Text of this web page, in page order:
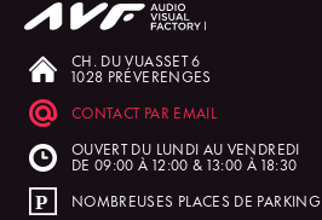
CH. DU VUASSET 6
1028 PRÉVERENGES
CONTACT PAR EMAIL
OUVERT DU LUNDI AU VENDREDI
DE 09:00 À 12:00 & 13:00 À 18:30
NOMBREUSES PLACES DE PARKING